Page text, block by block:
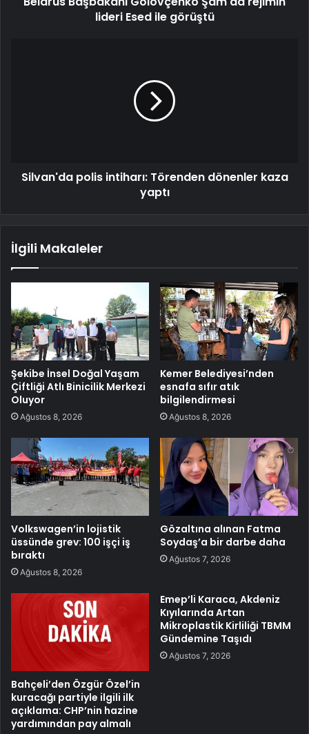
lideri Esed ile görüştü
Silvan'da polis intiharı: Törenden dönenler kaza
yaptı
İlgili Makaleler
Şekibe İnsel Doğal Yaşam
Çiftliği Atlı Binicilik Merkezi
Oluyor
Ağustos 8, 2026
Kemer Belediyesi’nden
esnafa sıfır atık
bilgilendirmesi
Ağustos 8, 2026
Volkswagen’in lojistik
üssünde grev: 100 işçi iş
bıraktı
Ağustos 8, 2026
Gözaltına alınan Fatma
Soydaş’a bir darbe daha
Ağustos 7, 2026
Bahçeli’den Özgür Özel’in
kuracağı partiyle ilgili ilk
açıklama: CHP’nin hazine
yardımından pay almalı
Emep’li Karaca, Akdeniz
Kıyılarında Artan
Mikroplastik Kirliliği TBMM
Gündemine Taşıdı
Ağustos 7, 2026